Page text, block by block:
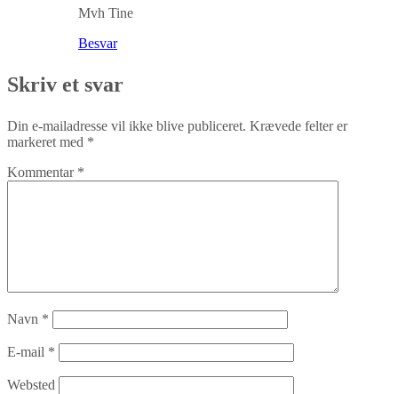
Mvh Tine
Besvar
Skriv et svar
Din e-mailadresse vil ikke blive publiceret. Krævede felter er
markeret med *
Kommentar *
Navn *
E-mail *
Websted